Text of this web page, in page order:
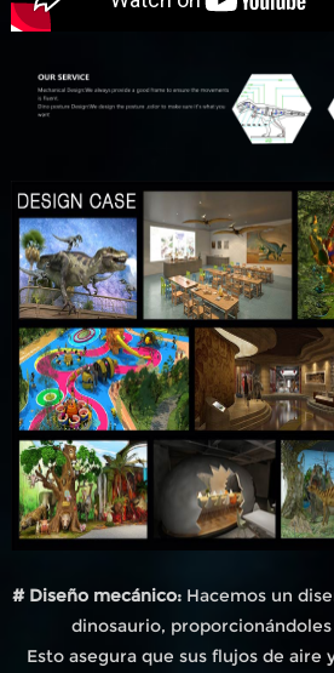
# Diseño mecánico:Hacemos un
dinosaurio,
Esto asegura que sus flujos de aire